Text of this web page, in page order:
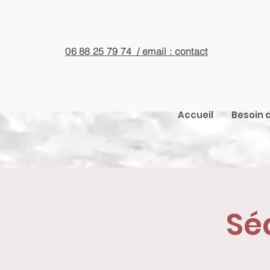
06 88 25 79 74 / email : contact
Accueil Besoin